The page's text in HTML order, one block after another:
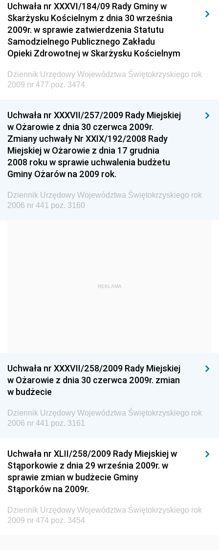
Elektronicznej
Dziennik Urzędowy Ministra Spraw Wewnętrznych i
Administracji
Dziennik Urzędowy Ministra Transportu
Dziennik Urzędowy Ministra Budownictwa
Dziennik Urzędowy Ministra Nauki i Szkolnictwa
Dziennik Urzędowy Głównego Urzędu Miar
Dziennik Urzędowy Ministra Rolnictwa i Rozwoju Wsi
Dziennik Urzędowy Ministra Edukacji Narodowej i
Sportu
Dziennik Urzędowy Ministra Edukacji i Nauki
Dziennik Urzędowy Ministra Edukacji Narodowej
Dziennik Urzędowy Ministra Gospodarki Morskiej
Dziennik Urzędowy Ministra Kultury i Dziedzictwa
Dziennik Urzędowy Ministra Pracy i Polityki
Społecznej
Dziennik Urzędowy Urzędu Lotnictwa Cywilnego
Dziennik Urzędowy Ministerstwa Hutnictwa i
Przemysłu Maszynowego
Dziennik Urzędowy Ministerstwa Zdrowia i Opieki
Społecznej
Dziennik Urzędowy Ministerstwa Rolnictwa, Leśnictwa
i Gospodarki Żywnościowej
Uchwała nr XXXVI/184/09 Rady Gminy w
Skarżysku Kościelnym z dnia 30 września
2009r. w sprawie zatwierdzenia Statutu
Samodzielnego Publicznego Zakładu
Opieki Zdrowotnej w Skarżysku Kościelnym
Dziennik Urzędowy Województwa Świętokrzyskiego rok
2009 nr 477 poz. 3474
Uchwała nr XXXVII/257/2009 Rady Miejskiej
w Ożarowie z dnia 30 czerwca 2009r.
Zmiany uchwały Nr XXIX/192/2008 Rady
Miejskiej w Ożarowie z dnia 17 grudnia
2008 roku w sprawie uchwalenia budżetu
Gminy Ożarów na 2009 rok.
Dziennik Urzędowy Województwa Świętokrzyskiego rok
2006 nr 441 poz. 3160
REKLAMA
Uchwała nr XXXVII/258/2009 Rady Miejskiej
w Ożarowie z dnia 30 czerwca 2009r. zmian
w budżecie
Dziennik Urzędowy Województwa Świętokrzyskiego rok
2006 nr 441 poz. 3161
Uchwała nr XLII/258/2009 Rady Miejskiej w
Stąporkowie z dnia 29 września 2009r. w
sprawie zmian w budżecie Gminy
Stąporków na 2009r.
Dziennik Urzędowy Województwa Świętokrzyskiego rok
2009 nr 474 poz. 3454